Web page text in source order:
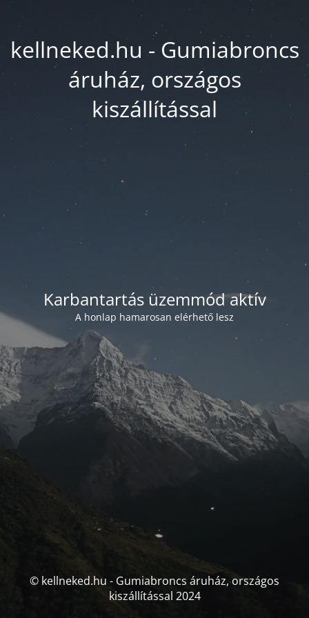
kellneked.hu - Gumiabroncs
áruház, országos
kiszállítással
Karbantartás üzemmód aktív
A honlap hamarosan elérhető lesz
© kellneked.hu - Gumiabroncs áruház, országos
kiszállítással 2024